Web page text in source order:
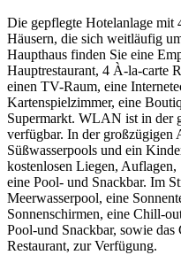
Die gepflegte Hotelanlage mit
Häusern, die sich weitläufig
Haupthaus finden Sie eine
Hauptrestaurant, 4 À-la-carte
einen TV-Raum, eine
Kartenspielzimmer, eine
Supermarkt. WLAN ist in der
verfügbar. In der großzügigen
Süßwasserpools und ein
kostenlosen Liegen,
eine Pool- und Snackbar. Im
Meerwasserpool, eine
Sonnenschirmen, eine Chill-
Pool-und Snackbar, sowie
Restaurant, zur Verfügung.